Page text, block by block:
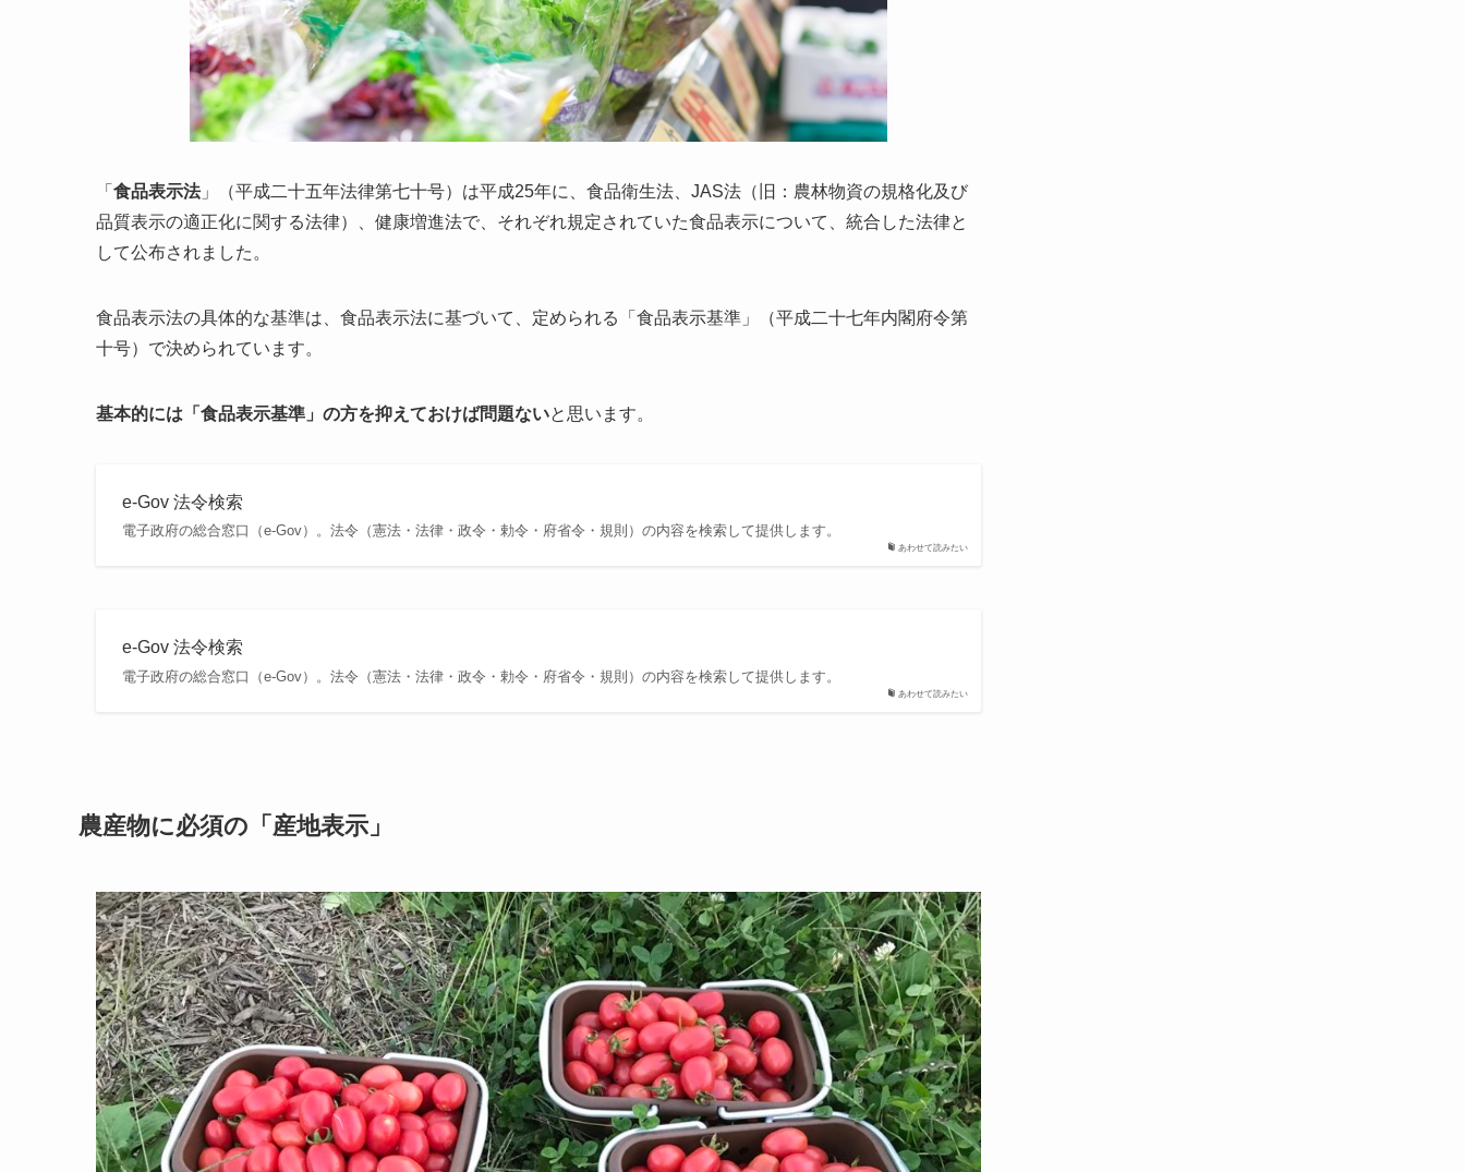
「 食品表示法」（平成二十五年法律第七十号）は平成25年に、食品衛生法、JAS法（旧：農林物資の規格化及び
品質表示の適正化に関する法律）、健康増進法で、それぞれ規定されていた食品表示について、統合した法律と
して公布されました。
食品表示法の具体的な基準は、食品表示法に基づいて、定められる「食品表示基準」（平成二十七年内閣府令第
十号）で決められています。
基本的には「食品表示基準」の方を抑えておけば問題ないと思います。
あわせて読みたい
e-Gov 法令検索
電子政府の総合窓口（e-Gov）。法令（憲法・法律・政令・勅令・府省令・規則）の内容を検索して提供します。
あわせて読みたい
e-Gov 法令検索
電子政府の総合窓口（e-Gov）。法令（憲法・法律・政令・勅令・府省令・規則）の内容を検索して提供します。
農産物に必須の「産地表示」